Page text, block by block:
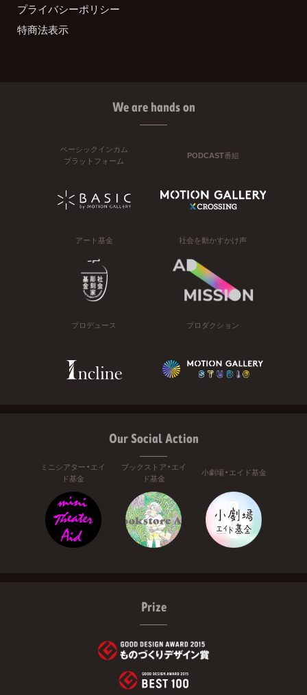
プライバシーポリシー
特商法表示
We are hands on
ベーシックインカム
プラットフォーム
PODCAST番組
アート基金 社会を動かすかけ声
プロデュース プロダクション
Our Social Action
ミニシアター・エイ
ド基金
ブックストア・エイ
ド基金
小劇場・エイド基金
Prize